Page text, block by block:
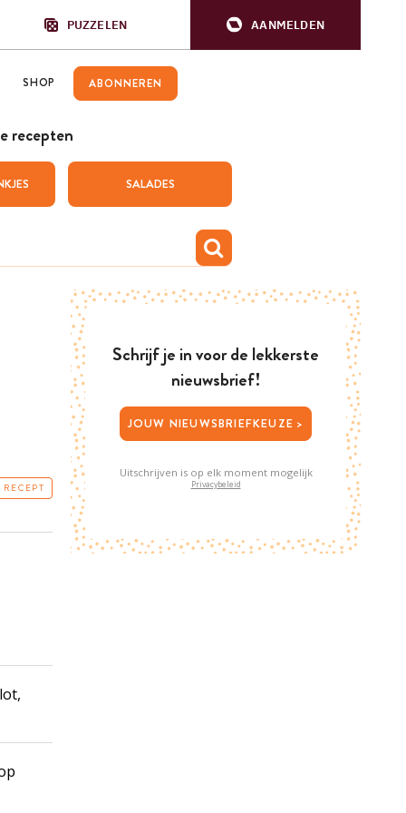
PUZZELEN AANMELDEN
SHOP ABONNEREN
recepten
SALADES
Schrijf je in voor de lekkerste
nieuwsbrief!
JOUW NIEUWSBRIEFKEUZE >
Uitschrijven is op elk moment mogelijk
Privacybeleid